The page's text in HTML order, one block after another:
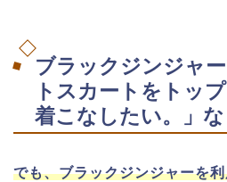
ブラックジンジャ
トスカートをトッ
着こなしたい。」な
でも、ブラックジンジャーを